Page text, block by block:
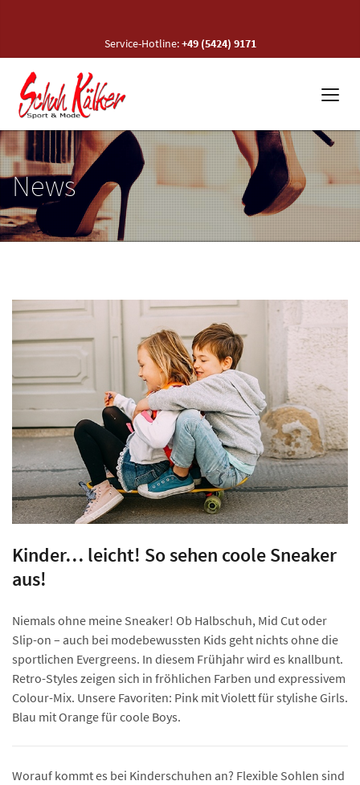
Service-Hotline:+49 (5424) 9171
News
Kinder… leicht! So sehen coole Sneaker
aus!
Niemals ohne meine Sneaker! Ob Halbschuh, Mid Cut oder
Slip-on – auch bei modebewussten Kids geht nichts ohne die
sportlichen Evergreens. In diesem Frühjahr wird es knallbunt.
Retro-Styles zeigen sich in fröhlichen Farben und expressivem
Colour-Mix. Unsere Favoriten: Pink mit Violett für stylishe Girls.
Blau mit Orange für coole Boys.
Worauf kommt es bei Kinderschuhen an? Flexible Sohlen sind